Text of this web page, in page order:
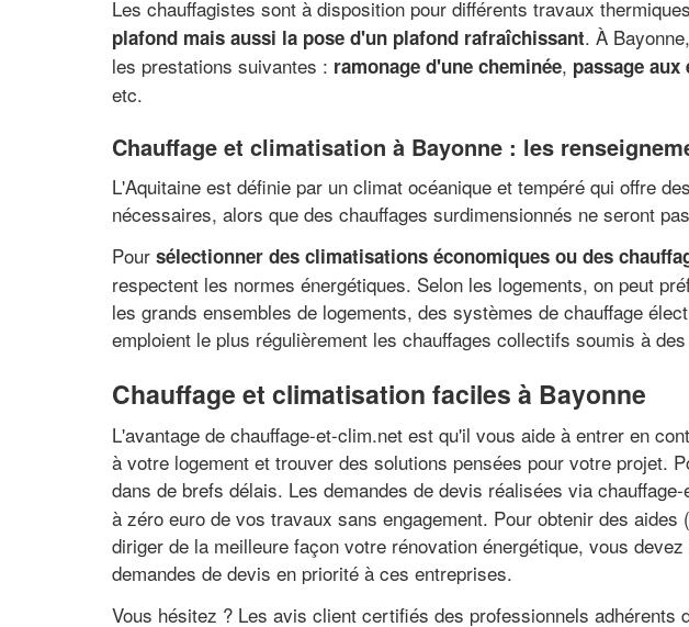
Les chauffagistes sont à disposition pour différents travaux
plafond mais aussi la pose d'un plafond rafraîchissant. À
les prestations suivantes : ramonage d'une cheminée, passage
etc.
Chauffage et climatisation à Bayonne : les
L'Aquitaine est définie par un climat océanique et tempéré qui offre
nécessaires, alors que des chauffages surdimensionnés ne seront
Pour sélectionner des climatisations économiques ou des
respectent les normes énergétiques. Selon les logements, on peut
les grands ensembles de logements, des systèmes de chauffage
emploient le plus régulièrement les chauffages collectifs soumis à
Chauffage et climatisation faciles à Bayonne
L'avantage de chauffage-et-clim.net est qu'il vous aide à entrer en
à votre logement et trouver des solutions pensées pour votre projet.
dans de brefs délais. Les demandes de devis réalisées via
à zéro euro de vos travaux sans engagement. Pour obtenir des
diriger de la meilleure façon votre rénovation énergétique, vous
demandes de devis en priorité à ces entreprises.
Vous hésitez ? Les avis client certifiés des professionnels